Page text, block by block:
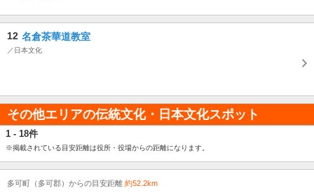
12 名倉茶華道教室
／日本文化
その他エリアの伝統文化・日本文化スポット
1 - 18件
※掲載されている目安距離は役所・役場からの距離になります。
多可町（多可郡）からの目安距離 約52.2km